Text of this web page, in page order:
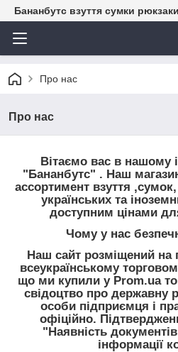
Бананбутс взуття сумки
Про нас
Про нас
Вітаємо вас в нашому
"Бананбутс" . Наш
ассортимент взуття
українських та
доступним цінами
Чому у нас
Наш сайт розміщений на
всеукраїнському
що ми купили у Prom.ua
свідоцтво про державну
особи підприємця і
офіційно.
"Наявність
інформації